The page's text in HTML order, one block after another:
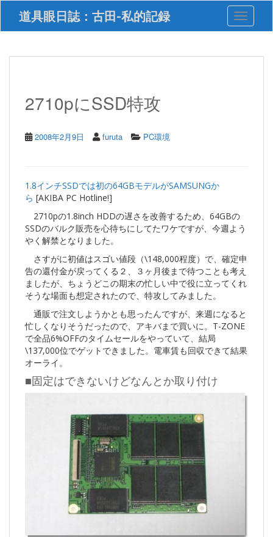
i
道具眼日誌：古田-私的記録 Toggle
2710pにSSD特攻
2008年2月9日 furuta PC環境
1.8インチSSDでは初の64GBモデルがSAMSUNGか
ら [AKIBA PC Hotline!]
2710pの1.8inch HDDの遅さを改善するため、64GBの
SSDのバルク販売を心待ちにしてたワケですが、今週よう
やく解禁となりました。
さすがに初値はスゴい値段（\148,000程度）で、確定申
告の還付金が戻ってくる２、３ヶ月後まで待つことも考え
ましたが、ちょうどこの期末の忙しい中で役に立ってくれ
そうな場面も想定されたので、特攻してみました。
通販で注文しようかとも思ったんですが、来週になると
忙しくなりそうだったので、アキバまで買いに。T-ZONE
で全品6%OFFのタイムセールをやっていて、結局
\137,000位でゲットできました。電車賃も回収できて結果
オーライ。
■固定はできないけどなんとか取り付け